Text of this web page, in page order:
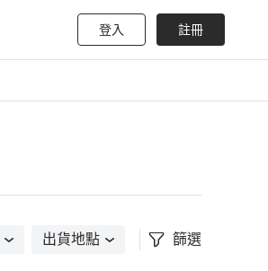
登入 註冊
出貨地點 篩選